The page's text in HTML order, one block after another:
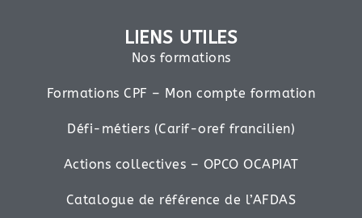
LIENS UTILES
Nos formations
Formations CPF – Mon compte formation
Défi-métiers (Carif-oref francilien)
Actions collectives – OPCO OCAPIAT
Catalogue de référence de l’AFDAS